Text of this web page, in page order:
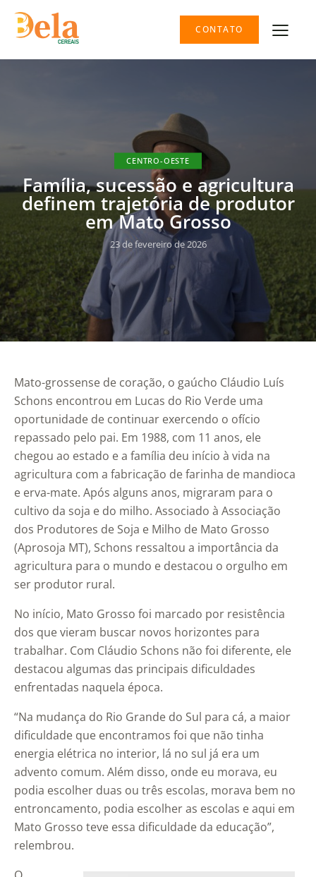
CONTATO
CENTRO-OESTE
Família, sucessão e agricultura
definem trajetória de produtor
em Mato Grosso
23 de fevereiro de 2026
Mato-grossense de coração, o gaúcho Cláudio Luís
Schons encontrou em Lucas do Rio Verde uma
oportunidade de continuar exercendo o ofício
repassado pelo pai. Em 1988, com 11 anos, ele
chegou ao estado e a família deu início à vida na
agricultura com a fabricação de farinha de mandioca
e erva-mate. Após alguns anos, migraram para o
cultivo da soja e do milho. Associado à Associação
dos Produtores de Soja e Milho de Mato Grosso
(Aprosoja MT), Schons ressaltou a importância da
agricultura para o mundo e destacou o orgulho em
ser produtor rural.
No início, Mato Grosso foi marcado por resistência
dos que vieram buscar novos horizontes para
trabalhar. Com Cláudio Schons não foi diferente, ele
destacou algumas das principais dificuldades
enfrentadas naquela época.
“Na mudança do Rio Grande do Sul para cá, a maior
dificuldade que encontramos foi que não tinha
energia elétrica no interior, lá no sul já era um
advento comum. Além disso, onde eu morava, eu
podia escolher duas ou três escolas, morava bem no
entroncamento, podia escolher as escolas e aqui em
Mato Grosso teve essa dificuldade da educação”,
relembrou.